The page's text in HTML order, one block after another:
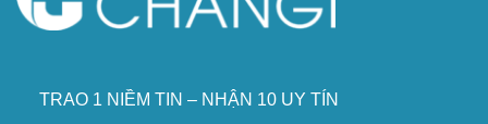
TRAO 1 NIỀM TIN – NHẬN 10 UY TÍN